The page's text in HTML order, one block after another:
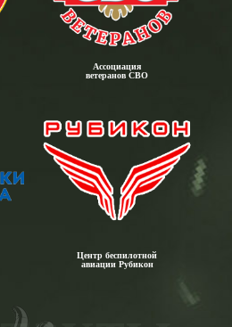
Ассоциация
ветеранов СВО
Центр беспилотной
авиации Рубикон